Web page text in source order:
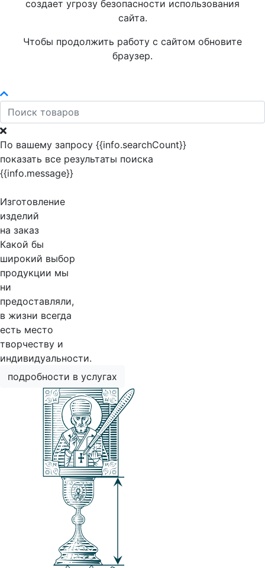
создает угрозу безопасности использования
сайта.
Чтобы продолжить работу с сайтом обновите
браузер.
По вашему запросу {{info.searchCount}}
показать все результаты поиска
{{info.message}}
Изготовление
изделий
на заказ
Какой бы
широкий выбор
продукции мы
ни
предоставляли,
в жизни всегда
есть место
творчеству и
индивидуальности.
подробности в услугах